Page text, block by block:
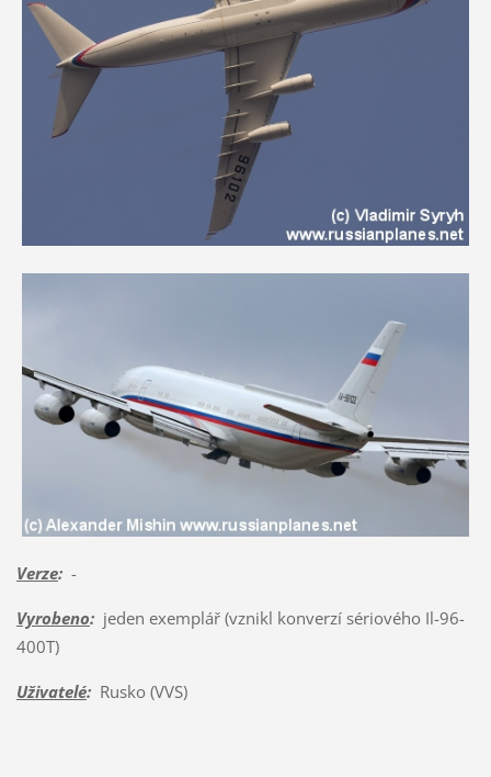
Verze:-
Vyrobeno:jeden exemplář (vznikl konverzí sériového Il-96-
400T)
Uživatelé:Rusko (VVS)